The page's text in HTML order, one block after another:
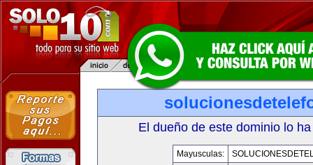
El dueño de este dominio lo
Mayusculas: